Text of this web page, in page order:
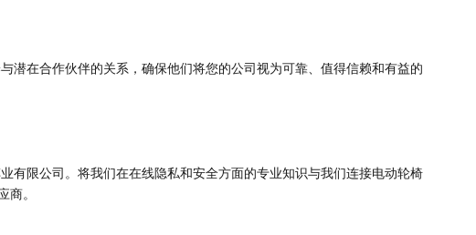
潜在合作伙伴的关系，确保他们将您的公司视为可靠、值得信赖和有益的
有限公司。将我们在在线隐私和安全方面的专业知识与我们连接电动轮椅
。